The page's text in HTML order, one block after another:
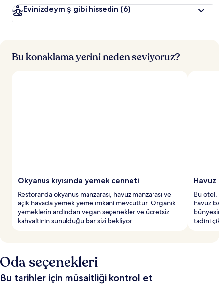
k
e
r
d
Evinizdeymiş gibi hissedin (6)
Bu konaklama yerini neden seviyoruz?
Okyanus kıyısında yemek cenneti
Restoranda okyanus manzarası, havuz manzarası ve
açık havada yemek yeme imkânı mevcuttur. Organik
yemeklerin ardından vegan seçenekler ve ücretsiz
kahvaltının sunulduğu bar sizi bekliyor.
Havuz
Bu otel,
havuz
tadını
Oda seçenekleri
Bu tarihler için müsaitliği kontrol et